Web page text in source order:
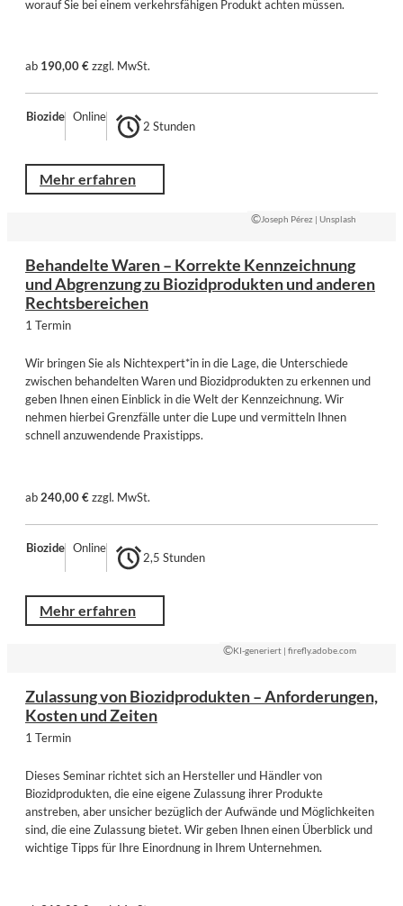
worauf Sie bei einem verkehrsfähigen Produkt achten müssen.
ab 190,00 €zzgl. MwSt.
Biozide Online
2 Stunden
Mehr erfahren
©Joseph Pérez | Unsplash
Behandelte Waren – Korrekte Kennzeichnung
und Abgrenzung zu Biozidprodukten und anderen
Rechtsbereichen
1 Termin
Wir bringen Sie als Nichtexpert*in in die Lage, die Unterschiede
zwischen behandelten Waren und Biozidprodukten zu erkennen und
geben Ihnen einen Einblick in die Welt der Kennzeichnung. Wir
nehmen hierbei Grenzfälle unter die Lupe und vermitteln Ihnen
schnell anzuwendende Praxistipps.
ab240,00 €zzgl. MwSt.
Biozide Online
2,5 Stunden
Mehr erfahren
©KI-generiert | firefly.adobe.com
Zulassung von Biozidprodukten – Anforderungen,
Kosten und Zeiten
1 Termin
Dieses Seminar richtet sich an Hersteller und Händler von
Biozidprodukten, die eine eigene Zulassung ihrer Produkte
anstreben, aber unsicher bezüglich der Aufwände und Möglichkeiten
sind, die eine Zulassung bietet. Wir geben Ihnen einen Überblick und
wichtige Tipps für Ihre Einordnung in Ihrem Unternehmen.